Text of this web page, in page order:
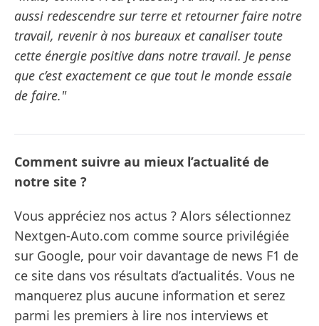
aussi redescendre sur terre et retourner faire notre
travail, revenir à nos bureaux et canaliser toute
cette énergie positive dans notre travail. Je pense
que c’est exactement ce que tout le monde essaie
de faire."
Comment suivre au mieux l’actualité de
notre site ?
Vous appréciez nos actus ? Alors sélectionnez
Nextgen-Auto.com comme source privilégiée
sur Google, pour voir davantage de news F1 de
ce site dans vos résultats d’actualités. Vous ne
manquerez plus aucune information et serez
parmi les premiers à lire nos interviews et